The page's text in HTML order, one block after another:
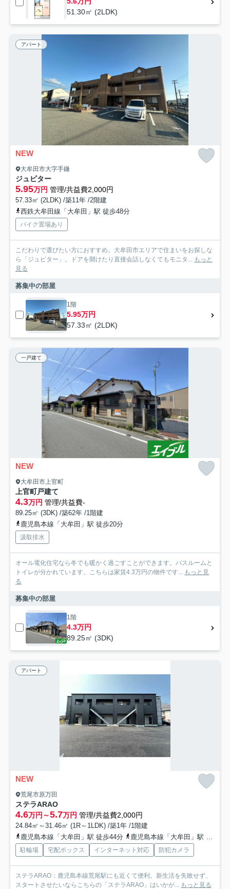
51.30㎡ (2LDK)
アパート
NEW
大牟田市大字手鎌
ジュピター
5.95万円 管理/共益費2,000円
57.33㎡ (2LDK) /築11年 /2階建
西鉄大牟田線「大牟田」駅 徒歩48分
バイク置場あり
こだわりで選びたい方におすすめ。大牟田市エリアで住まいをお探しな
ら「ジュピター」。ドアを開けたり直接会話しなくてもモニタ...
もっと
見る
募集中の部屋
1階
5.95万円
57.33㎡ (2LDK)
一戸建て
NEW
大牟田市上官町
上官町戸建て
4.3万円 管理/共益費-
89.25㎡ (3DK) /築62年 /1階建
鹿児島本線「大牟田」駅 徒歩20分
汲取排水
オール電化住宅なら冬でも暖かく過ごすことができます。バスルームと
トイレが分かれています。こちらは家賃4.3万円の物件です...
もっと見
る
募集中の部屋
1階
4.3万円
89.25㎡ (3DK)
アパート
NEW
荒尾市原万田
ステラARAO
4.6万円～5.7万円 管理/共益費2,000円
24.84㎡～31.46㎡ (1R～1LDK) /築1年 /1階建
鹿児島本線「大牟田」駅 徒歩44分
鹿児島本線「大牟田」駅 バス10分 西鉄バス「沖田（大牟田市）」 停歩16分
駐輪場 宅配ボックス インターネット対応 防犯カメラ
ステラARAO：鹿児島本線荒尾駅にも近くて便利。新生活を失敗せず、
スタートさせたいならこちらの「ステラARAO」はいかが...
もっと見る